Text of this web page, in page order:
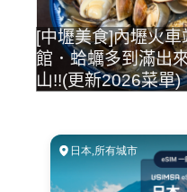
[中壢美食]內壢火
館．蛤蠣多到滿出
山!!(更新2026菜單)